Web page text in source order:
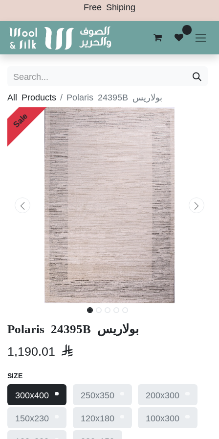
Free Shiping
All Products Polaris 24395B بولاريس
Sale
Polaris 24395B بولاريس
1,190.01

SIZE
300x400 250x350 200x300
150x230 120x180 100x300